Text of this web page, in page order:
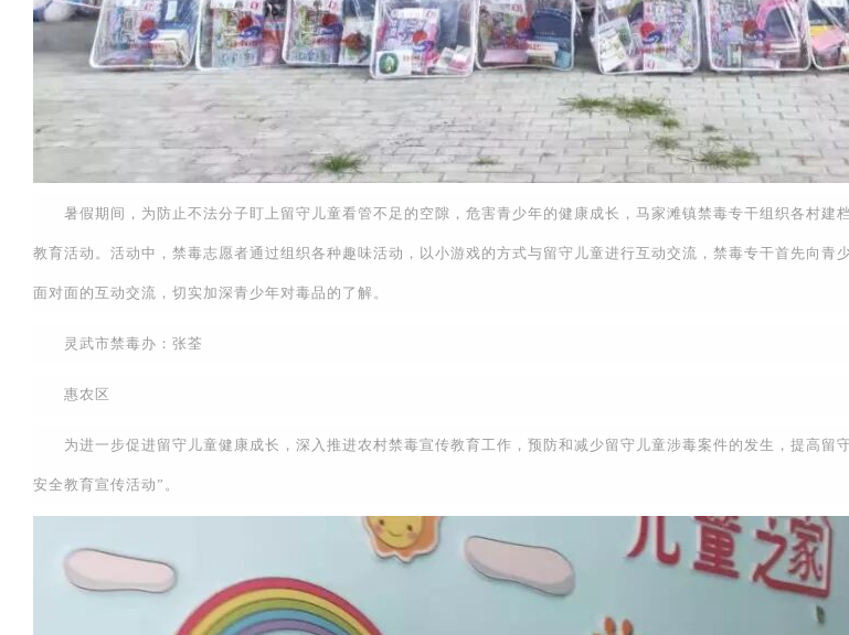
暑假期间，为防止不法分子盯上留守儿童看管不足的空隙，危害青少年的健康成长，马家滩镇禁毒专干组织各村建
教育活动。活动中，禁毒志愿者通过组织各种趣味活动，以小游戏的方式与留守儿童进行互动交流，禁毒专干首先向
面对面的互动交流，切实加深青少年对毒品的了解。
灵武市禁毒办：张荃
惠农区
为进一步促进留守儿童健康成长，深入推进农村禁毒宣传教育工作，预防和减少留守儿童涉毒案件的发生，提高留
安全教育宣传活动”。